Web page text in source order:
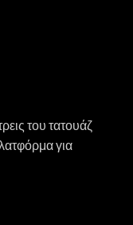
του τατουάζ
για